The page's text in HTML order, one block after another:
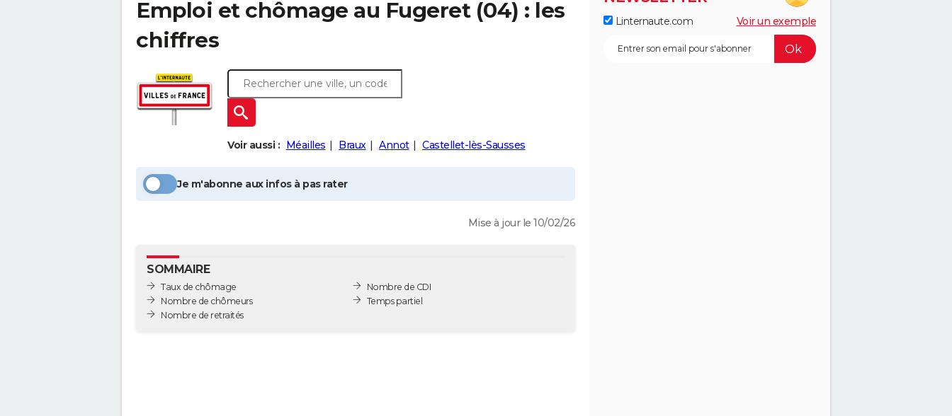
Emploi et chômage au Fugeret(04) : les
chiffres
Voir aussi : Méailles Braux Annot Castellet-lès-Sausses
Je m'abonne aux infos à pas rater
Mise à jour le 10/02/26
SOMMAIRE
Taux de chômage
Nombre de chômeurs
Nombre de retraités
Nombre de CDI
Temps partiel
Linternaute.com Voir un exemple